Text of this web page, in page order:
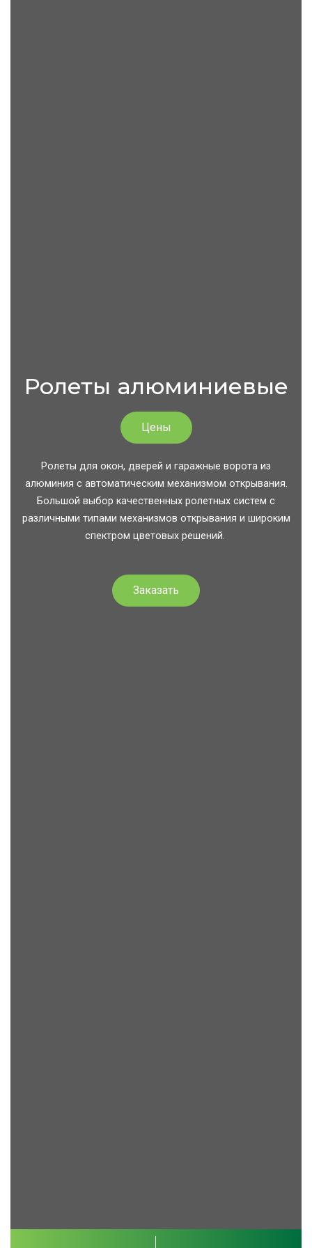
Ролеты алюминиевые
Цены
Ролеты для окон, дверей и гаражные ворота из
алюминия с автоматическим механизмом открывания.
Большой выбор качественных ролетных систем с
различными типами механизмов открывания и широким
спектром цветовых решений.
Заказать